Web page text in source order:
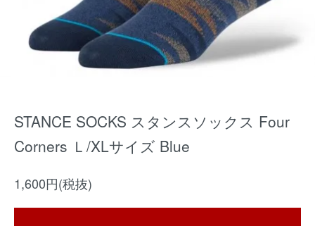
STANCE SOCKS スタンスソックス Four
Corners Ｌ/XLサイズ Blue
1,600円(税抜)